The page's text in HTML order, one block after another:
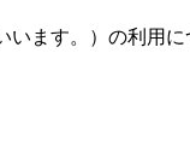
ます。）の利用